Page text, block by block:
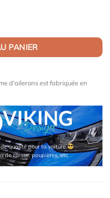
pour Skoda Enyaq iV
PANIER
d'ailerons est fabriquée en
pour ta voiture
paupières, etc.